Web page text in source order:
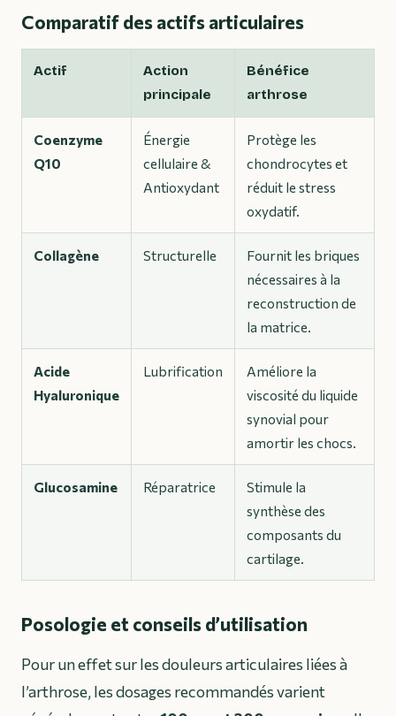
Comparatif des actifs articulaires
Actif
Action
principale
Bénéfice
arthrose
Coenzyme
Q10
Énergie
cellulaire &
Antioxydant
Protège les
chondrocytes et
réduit le stress
oxydatif.
Collagène Structurelle
Fournit les briques
nécessaires à la
reconstruction de
la matrice.
Acide
Hyaluronique
Lubrification
Améliore la
viscosité du liquide
synovial pour
amortir les chocs.
Glucosamine Réparatrice
Stimule la
synthèse des
composants du
cartilage.
Posologie et conseils d’utilisation
Pour un effet sur les douleurs articulaires liées à
l’arthrose, les dosages recommandés varient